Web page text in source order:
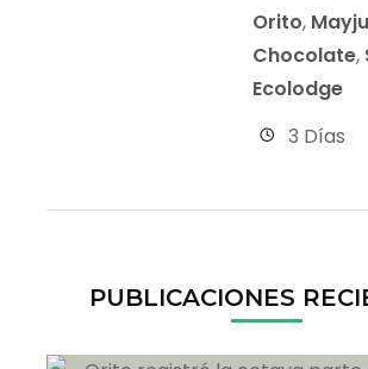
Orito,
Chocolate,
Ecolodge
3 Días
PUBLICACIONES